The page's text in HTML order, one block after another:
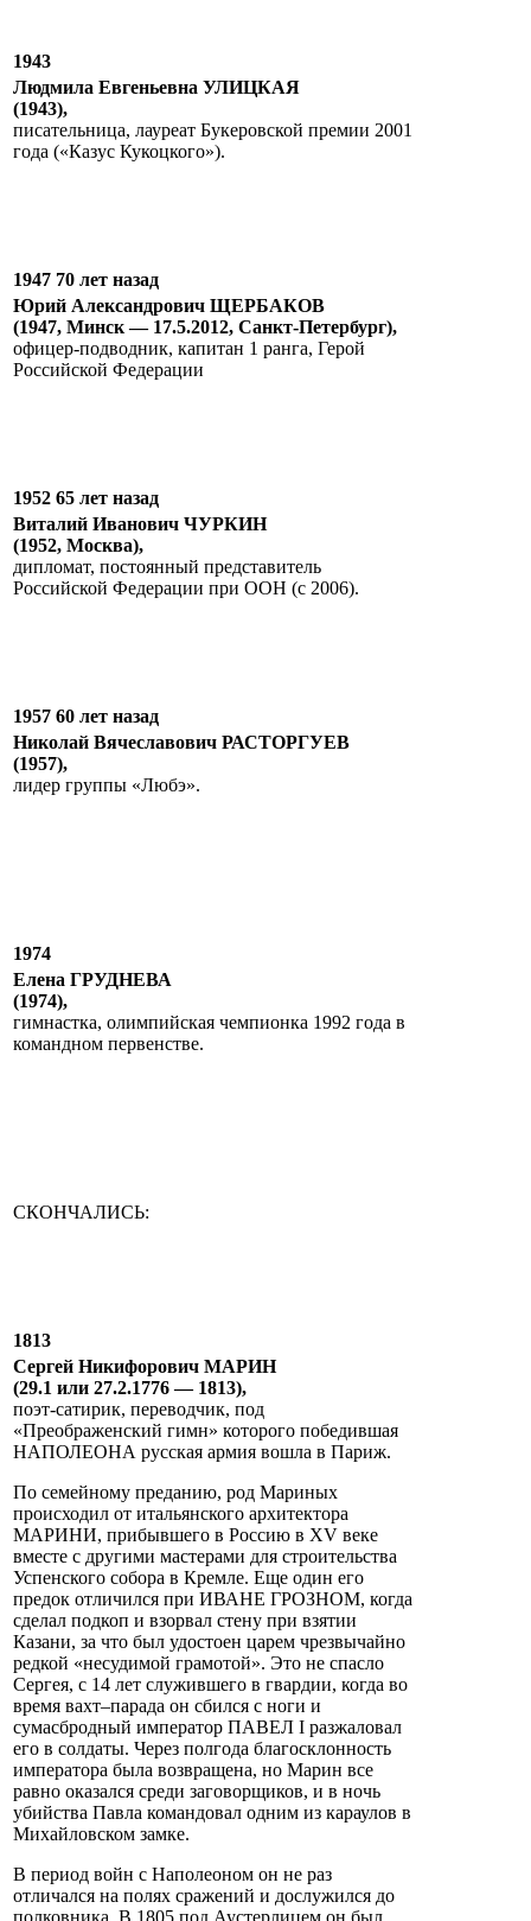
1943
Людмила Евгеньевна УЛИЦКАЯ
(1943),
писательница, лауреат Букеровской премии 2001
года («Казус Кукоцкого»).
1947 70 лет назад
Юрий Александрович ЩЕРБАКОВ
(1947, Минск — 17.5.2012, Санкт-Петербург),
офицер-подводник, капитан 1 ранга, Герой
Российской Федерации
1952 65 лет назад
Виталий Иванович ЧУРКИН
(1952, Москва),
дипломат, постоянный представитель
Российской Федерации при ООН (с 2006).
1957 60 лет назад
Николай Вячеславович РАСТОРГУЕВ
(1957),
лидер группы «Любэ».
1974
Елена ГРУДНЕВА
(1974),
гимнастка, олимпийская чемпионка 1992 года в
командном первенстве.
СКОНЧАЛИСЬ:
1813
Сергей Никифорович МАРИН
(29.1 или 27.2.1776 — 1813),
поэт-сатирик, переводчик, под
«Преображенский гимн» которого победившая
НАПОЛЕОНА русская армия вошла в Париж.
По семейному преданию, род Мариных
происходил от итальянского архитектора
МАРИНИ, прибывшего в Россию в XV веке
вместе с другими мастерами для строительства
Успенского собора в Кремле. Еще один его
предок отличился при ИВАНЕ ГРОЗНОМ, когда
сделал подкоп и взорвал стену при взятии
Казани, за что был удостоен царем чрезвычайно
редкой «несудимой грамотой». Это не спасло
Сергея, с 14 лет служившего в гвардии, когда во
время вахт–парада он сбился с ноги и
сумасбродный император ПАВЕЛ I разжаловал
его в солдаты. Через полгода благосклонность
императора была возвращена, но Марин все
равно оказался среди заговорщиков, и в ночь
убийства Павла командовал одним из караулов в
Михайловском замке.
В период войн с Наполеоном он не раз
отличался на полях сражений и дослужился до
полковника. В 1805 под Аустерлицем он был